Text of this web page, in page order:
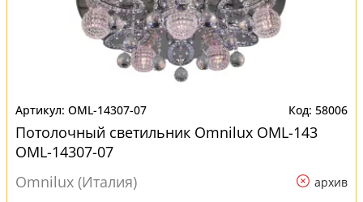
OML-14307-07 58006
Потолочный светильник Omnilux OML-143
OML-14307-07
Omnilux (Италия)
архив